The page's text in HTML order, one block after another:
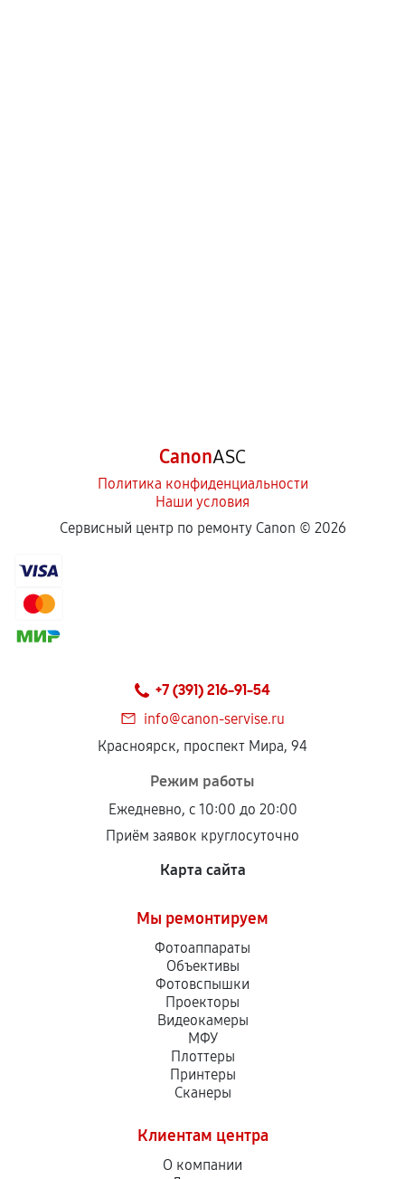
CanonASC
Политика конфиденциальности
Наши условия
Сервисный центр по ремонту Canon © 2026
+7 (391) 216-91-54
info@canon-servise.ru
Красноярск, проспект Мира, 94
Режим работы
Ежедневно, с 10:00 до 20:00
Приём заявок круглосуточно
Карта сайта
Мы ремонтируем
Фотоаппараты
Объективы
Фотовспышки
Проекторы
Видеокамеры
МФУ
Плоттеры
Принтеры
Сканеры
Клиентам центра
О компании